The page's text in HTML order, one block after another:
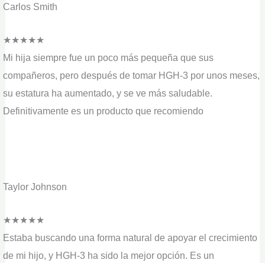
Carlos Smith
★★★★★
Mi hija siempre fue un poco más pequeña que sus
compañeros, pero después de tomar HGH-3 por unos meses,
su estatura ha aumentado, y se ve más saludable.
Definitivamente es un producto que recomiendo
Taylor Johnson
★★★★★
Estaba buscando una forma natural de apoyar el crecimiento
de mi hijo, y HGH-3 ha sido la mejor opción. Es un